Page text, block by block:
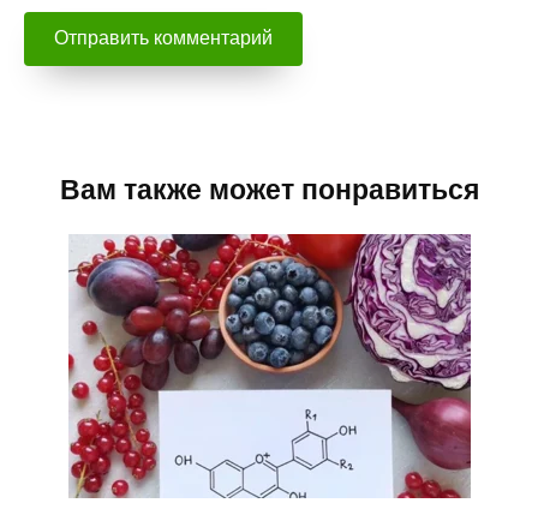
Вам также может понравиться